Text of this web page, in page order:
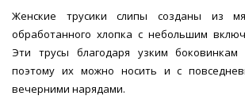
Женские трусики слипы созданы из
обработанного хлопка с небольшим
Эти трусы благодаря узким боковинкам
поэтому их можно носить и с
вечерними нарядами.